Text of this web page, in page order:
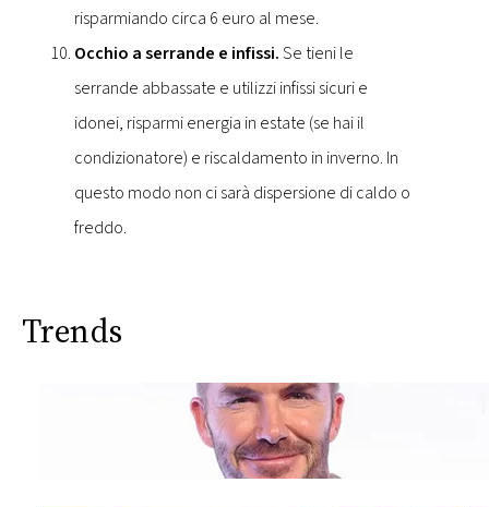
risparmiando circa 6 euro al mese.
Occhio a serrande e infissi.Se tieni le
serrande abbassate e utilizzi infissi sicuri e
idonei, risparmi energia in estate (se hai il
condizionatore) e riscaldamento in inverno. In
questo modo non ci sarà dispersione di caldo o
freddo.
Trends